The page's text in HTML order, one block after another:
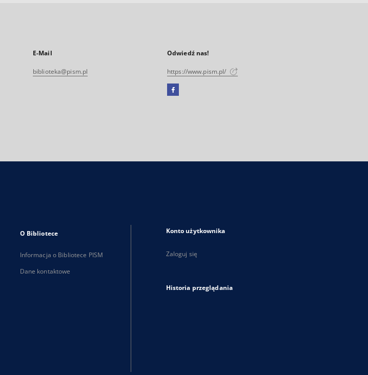
E-Mail
biblioteka@pism.pl
Odwiedź nas!
https://www.pism.pl/
Facebook
karcie
O Bibliotece
Informacja o Bibliotece PISM
Dane kontaktowe
Konto użytkownika
Zaloguj się
Historia przeglądania